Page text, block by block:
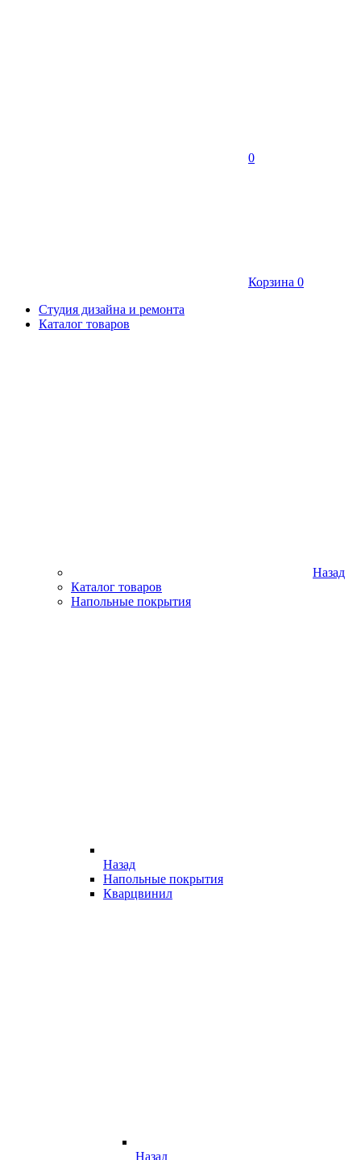
0
Корзина 0
Студия дизайна и ремонта
Каталог товаров
Назад
Каталог товаров
Напольные покрытия
Назад
Напольные покрытия
Кварцвинил
Назад